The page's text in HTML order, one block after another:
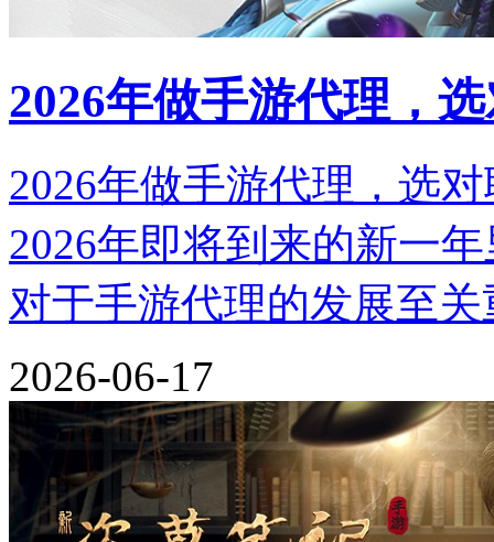
2026年做手游代理，
2026年做手游代理，选
2026年即将到来的新一
对于手游代理的发展至
2026-06-17